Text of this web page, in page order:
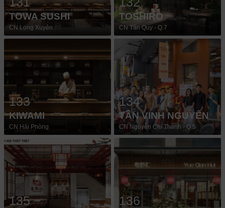
TOWA SUSHI
CN Long Xuyên
TOSHIRO
CN Tân Quy - Q.7
133
KIWAMI
CN Hải Phòng
134
TÂN VINH NGUYÊN
CN Nguyễn Chí Thanh - Q.5
135 136